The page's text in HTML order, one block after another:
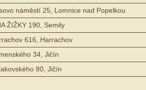
náměstí 25, Lomnice nad Popelkou
ŽIŽKY 190, Semily
616, Harrachov
34, Jičín
80, Jičín